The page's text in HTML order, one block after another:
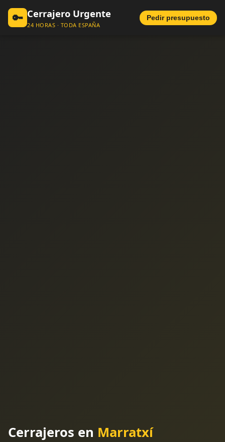
🔑 Cerrajero Urgente
24 HORAS · TODA ESPAÑA
Pedir presupuesto
Cerrajeros en Marratxí